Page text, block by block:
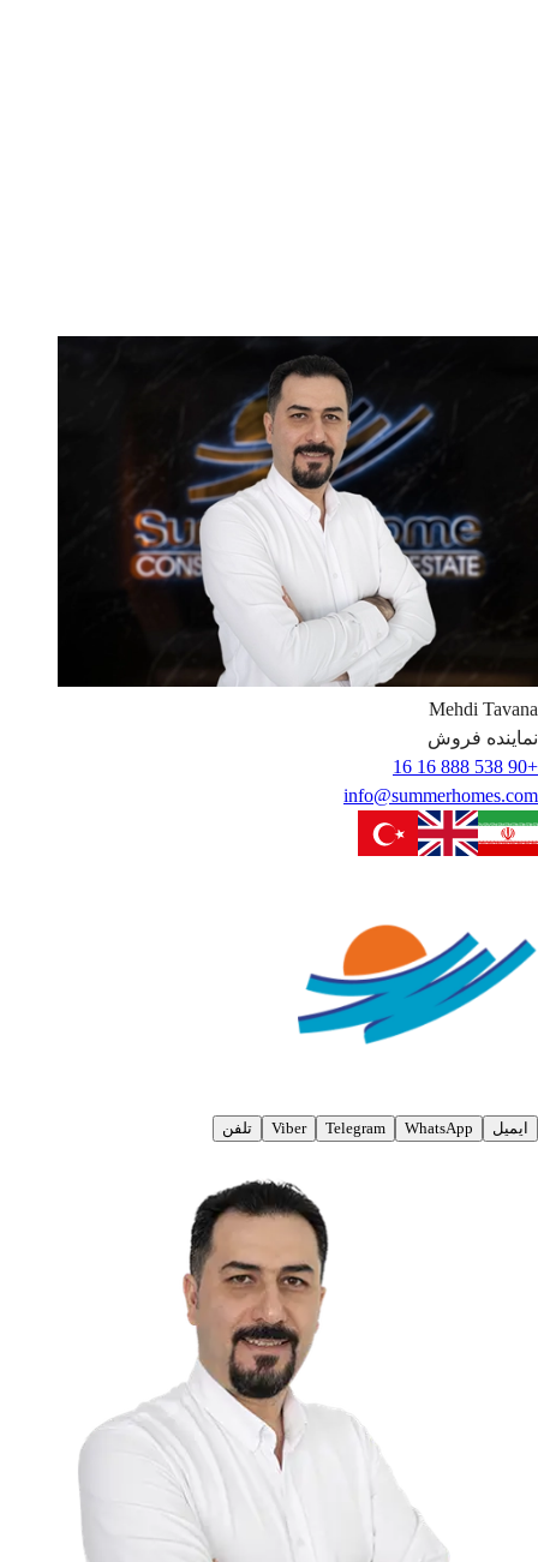
Mehdi Tavana
نماینده فروش
+90 538 888 16 16
info@summerhomes.com
ایمیل WhatsApp
Telegram
Viber تلفن